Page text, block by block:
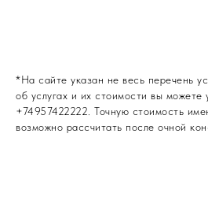
*На сайте указан не весь перечень
об услугах и их стоимости вы можете
+74957422222. Точную стоимость
возможно рассчитать после очной